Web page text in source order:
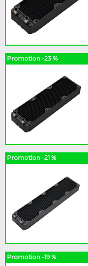
Promotion -23 %
Promotion -21 %
Promotion -19 %